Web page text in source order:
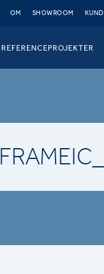
OM SHOWROOM
REFERENCEPROJEKTER